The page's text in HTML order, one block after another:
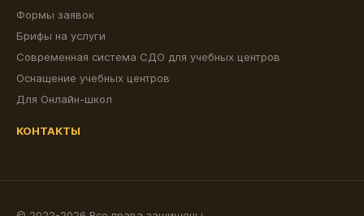
Формы заявок
Брифы на услуги
Современная система СДО для учебных центров
Оснащение учебных центров
Для Онлайн-школ
КОНТАКТЫ